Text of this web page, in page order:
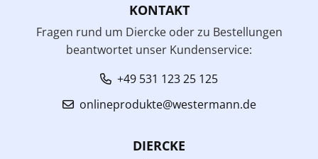
KONTAKT
Fragen rund um Diercke oder zu Bestellungen
beantwortet unser Kundenservice:
+49 531 123 25 125
onlineprodukte@westermann.de
DIERCKE